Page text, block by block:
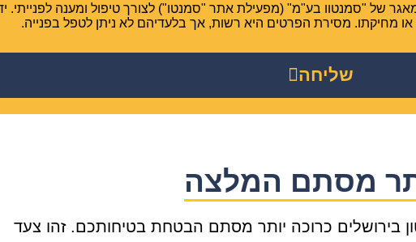
של "סמנטוו בע"מ" (מפעילת אתר "סמנטו") לצורך טיפול ומענה לפנייתי.
או מחיקתו. מסירת הפרטים היא רשות, אך בלעדיהם לא ניתן לטפל בפנייה.
שליחה
מסתם המלצה
בירושלים כרוכה יותר מסתם הבטחת בטיחותכם. זהו צעד